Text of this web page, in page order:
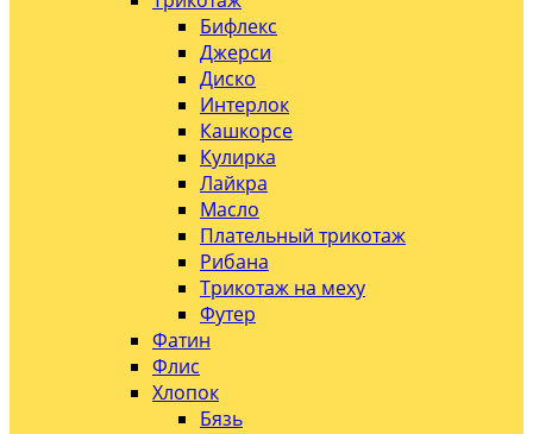
Бифлекс
Джерси
Диско
Интерлок
Кашкорсе
Кулирка
Лайкра
Масло
Плательный трикотаж
Рибана
Трикотаж на меху
Футер
Фатин
Флис
Хлопок
Бязь